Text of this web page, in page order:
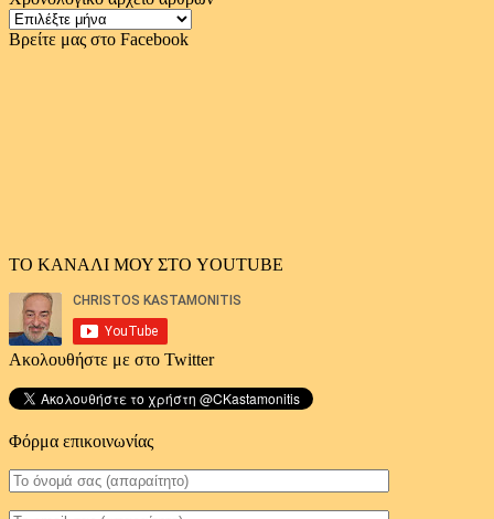
Χρονολογικό
αρχείο
Βρείτε μας στο Facebook
ΤΟ ΚΑΝΑΛΙ ΜΟΥ ΣΤΟ YOUTUBE
Ακολουθήστε με στο Twitter
Φόρμα επικοινωνίας